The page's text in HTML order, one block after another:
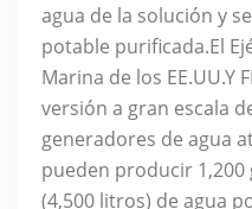
agua de la solución y
potable purificada.El
Marina de los EE.UU.Y
versión a gran escala
generadores de agua
pueden producir
(4,500 litros) de agua